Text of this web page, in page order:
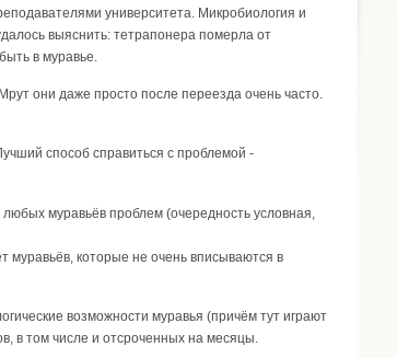
университета. Микробиология и
выяснить: тетрапонера померла от
в муравье.
они даже просто после переезда очень часто.
способ справиться с проблемой -
муравьёв проблем (очередность условная,
муравьёв, которые не очень вписываются в
возможности муравья (причём тут играют
в том числе и отсроченных на месяцы.